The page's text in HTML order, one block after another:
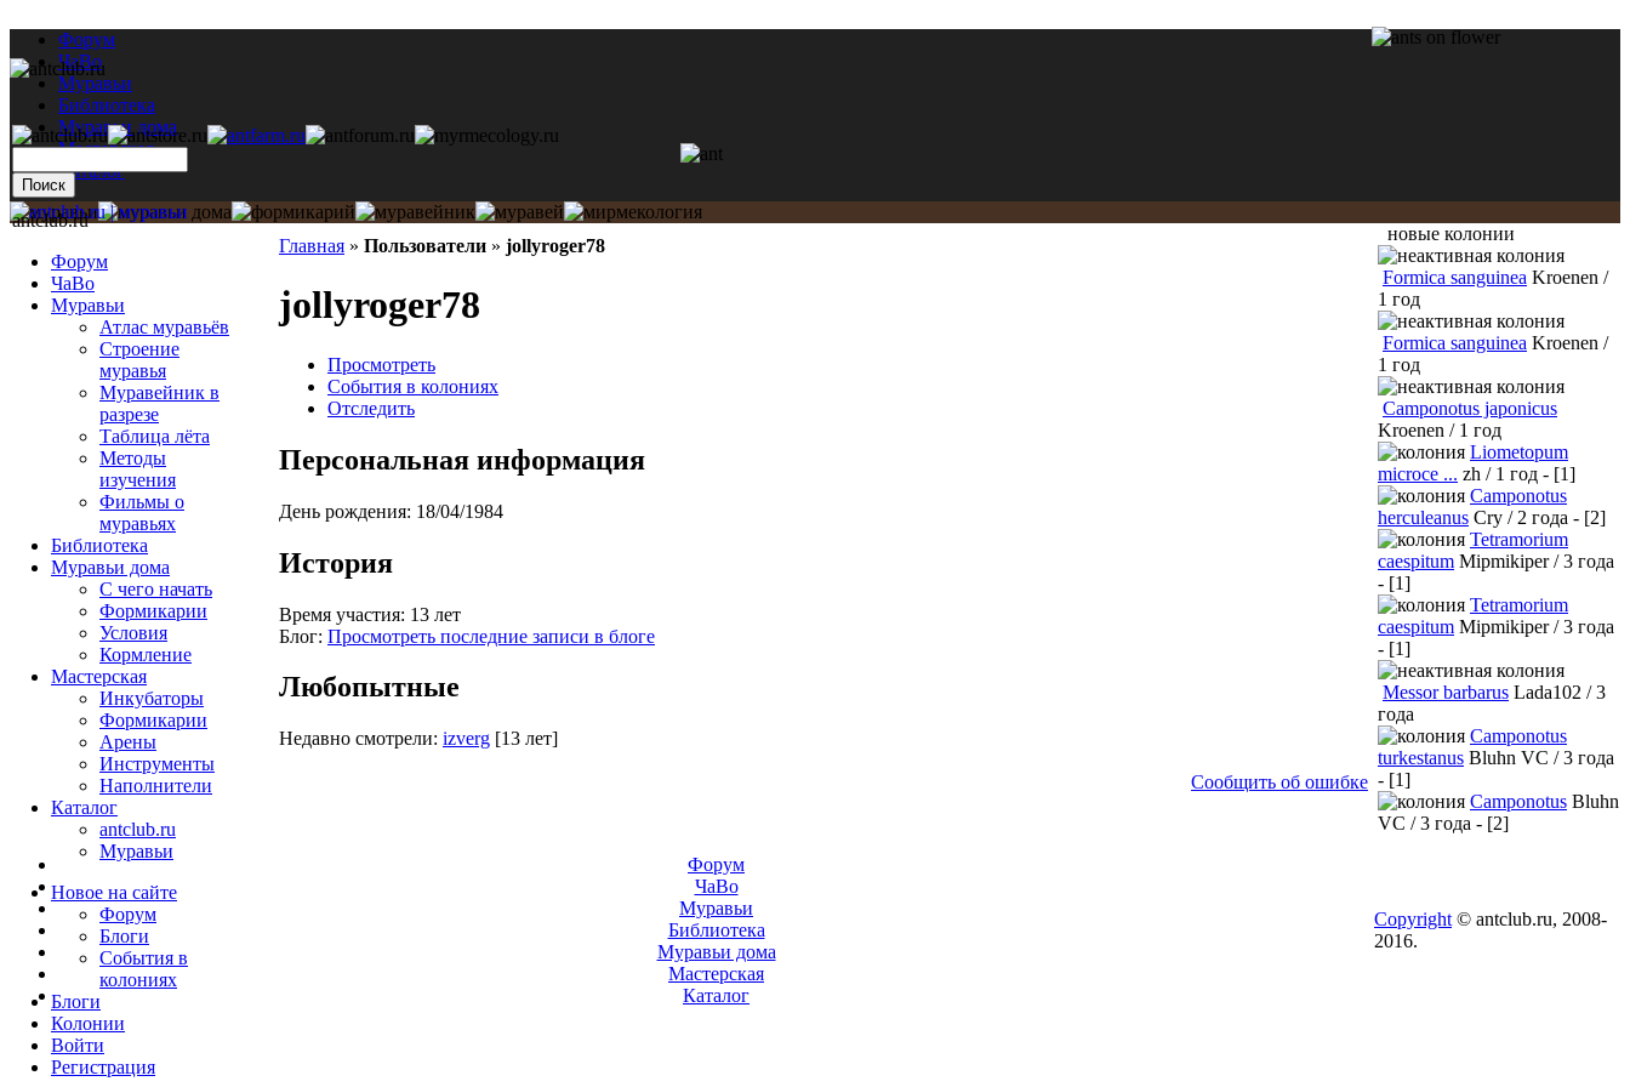
Форум
ЧаВо
Муравьи
Библиотека
Муравьи дома
Мастерская
Каталог
Главная » Пользователи » jollyroger78
jollyroger78
Просмотреть
События в колониях
Отследить
Персональная информация
День рождения: 18/04/1984
История
Время участия: 13 лет
Блог: Просмотреть последние записи в блоге
Любопытные
Недавно смотрели: izverg [13 лет]
Сообщить об ошибке
antclub.ru
Форум
ЧаВо
Муравьи
Атлас муравьёв
Строение
муравья
Муравейник в
разрезе
Таблица лёта
Методы
изучения
Фильмы о
муравьях
Библиотека
Муравьи дома
С чего начать
Формикарии
Условия
Кормление
Мастерская
Инкубаторы
Формикарии
Арены
Инструменты
Наполнители
Каталог
antclub.ru
Муравьи
Новое на сайте
Форум
Блоги
События в
колониях
Блоги
Колонии
Войти
Peгиcтpaция
новые колонии
Formica sanguinea Kroenen /
1 год
Formica sanguinea Kroenen /
1 год
Camponotus japonicus
Kroenen / 1 год
Liometopum
microce ... zh / 1 год - [1]
Camponotus
herculeanus Cry / 2 года - [2]
Tetramorium
caespitum Mipmikiper / 3 года
- [1]
Tetramorium
caespitum Mipmikiper / 3 года
- [1]
Messor barbarus Lada102 / 3
года
Camponotus
turkestanus Bluhn VC / 3 года
- [1]
Camponotus Bluhn
VC / 3 года - [2]
Форум
ЧаВо
Муравьи
Библиотека
Муравьи дома
Мастерская
Каталог
Copyright © antclub.ru, 2008-
2016.